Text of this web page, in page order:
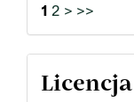
1 2 > >>
Licencja